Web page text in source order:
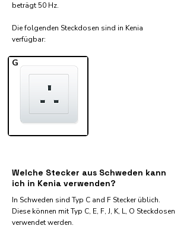
beträgt 50 Hz.
Die folgenden Steckdosen sind in Kenia
verfügbar:​
G
Welche Stecker aus Schweden kann
ich in Kenia verwenden?
In Schweden sind Typ C and F Stecker üblich.
Diese können mit Typ C, E, F, J, K, L, O Steckdosen
verwendet werden.